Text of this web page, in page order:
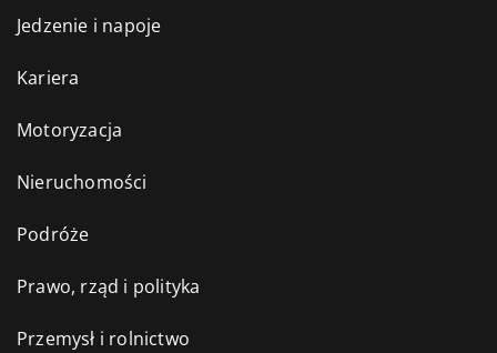
Jedzenie i napoje
Kariera
Motoryzacja
Nieruchomości
Podróże
Prawo, rząd i polityka
Przemysł i rolnictwo